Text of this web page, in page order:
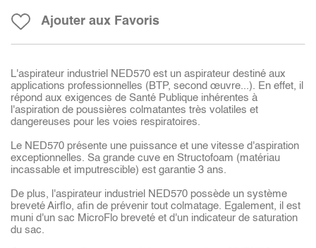
Ajouter aux Favoris
L'aspirateur industriel NED570 est un aspirateur destiné aux
applications professionnelles (BTP, second œuvre...). En effet, il
répond aux exigences de Santé Publique inhérentes à
l'aspiration de poussières colmatantes très volatiles et
dangereuses pour les voies respiratoires.
Le NED570 présente une puissance et une vitesse d'aspiration
exceptionnelles. Sa grande cuve en Structofoam (matériau
incassable et imputrescible) est garantie 3 ans.
De plus, l'aspirateur industriel NED570 possède un système
breveté Airflo, afin de prévenir tout colmatage. Egalement, il est
muni d'un sac MicroFlo breveté et d'un indicateur de saturation
du sac.